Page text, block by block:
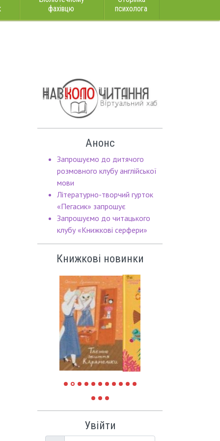
фахівцю
психолога
Анонс
Запрошуємо до дитячого
розмовного клубу англійської
мови
Літературно-творчий гурток
«Пегасик» запрошує
Запрошуємо до читацького
клубу «Книжкові серфери»
Книжкові новинки
Увійти